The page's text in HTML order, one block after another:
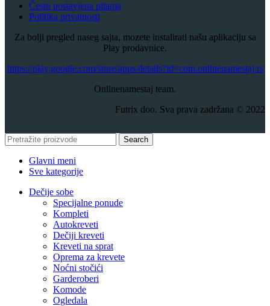
Često postavjena pitanja
Politika privatnosti
Za bolji pregled naseg sajta, mozete instalirati našu aplikaciju sa
Play prodavnice.
​https://play.google.com/store/apps/details?id=com.onlinenamestaj.rs
Onlinenamestaj team.
Futrix doo. Sva prava zadržana © 2022
Search
Glavni meni
Sve kategorije
Dečije sobe
Specijalne ponude
Kompleti
Autokreveti
Dečiji kreveti
Kreveti na sprat
Oprema za krevete
Noćni stočići
Garderoberi
Komode
Ogledala